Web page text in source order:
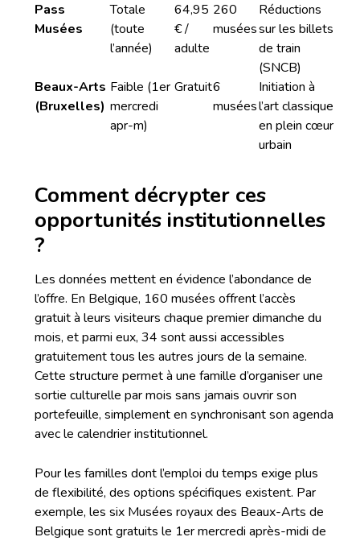
Pass
Musées
Totale
(toute
l’année)
64,95
€ /
adulte
260
musées
Réductions
sur les billets
de train
(SNCB)
Beaux-Arts
(Bruxelles)
Faible (1er
mercredi
apr-m)
Gratuit6
musées
Initiation à
l’art classique
en plein cœur
urbain
Comment décrypter ces
opportunités institutionnelles
?
Les données mettent en évidence l’abondance de
l’offre. En Belgique, 160 musées offrent l’accès
gratuit à leurs visiteurs chaque premier dimanche du
mois, et parmi eux, 34 sont aussi accessibles
gratuitement tous les autres jours de la semaine.
Cette structure permet à une famille d’organiser une
sortie culturelle par mois sans jamais ouvrir son
portefeuille, simplement en synchronisant son agenda
avec le calendrier institutionnel.
Pour les familles dont l’emploi du temps exige plus
de flexibilité, des options spécifiques existent. Par
exemple, les six Musées royaux des Beaux-Arts de
Belgique sont gratuits le 1er mercredi après-midi de